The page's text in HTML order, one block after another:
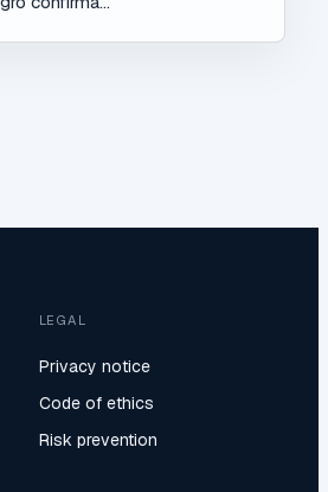
LEGAL
Privacy notice
Code of ethics
Risk prevention